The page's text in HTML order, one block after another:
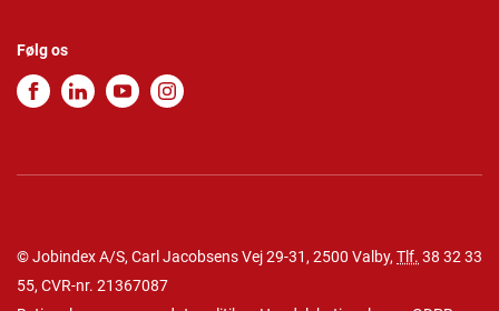
Følg os
© Jobindex A/S, Carl Jacobsens Vej 29-31, 2500 Valby, Tlf. 38 32 33
55, CVR-nr. 21367087